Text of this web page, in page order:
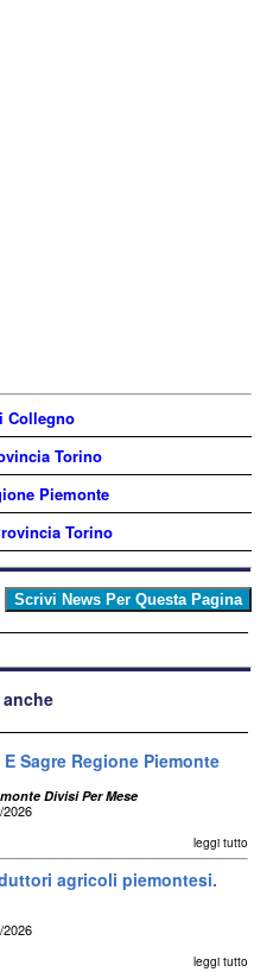
Collegno
Torino
Piemonte
Torino
Sagre Regione Piemonte
Divisi Per Mese
2026
leggi tutto
agricoli piemontesi.
2026
leggi tutto